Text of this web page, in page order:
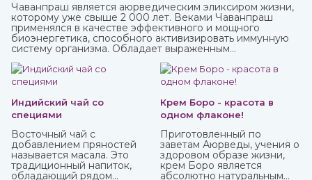
Чаванпраш является аюрведическим эликсиром жизни,
которому уже свыше 2 000 лет. Веками Чаванпраш
применялся в качестве эффективного и мощного
биоэнергетика, способного активизировать иммунную
систему организма. Обладает выраженным
укрепляет, улучшает кровообращение, восстанавливает
деятельность нервных и эндокринных функций. Его
включают в терапевтический комплекс для борьбы со
многими хроническими заболеваниями. Рекомендован
для приема с пищей.
Индийский чай со
специями
Восточный чай с
добавлением пряностей
называется масала. Это
традиционный напиток,
обладающий рядом
Крем Боро - красота в
одном флаконе!
Приготовленный по
заветам Аюрведы, учения о
здоровом образе жизни,
крем Боро является
абсолютно натуральным